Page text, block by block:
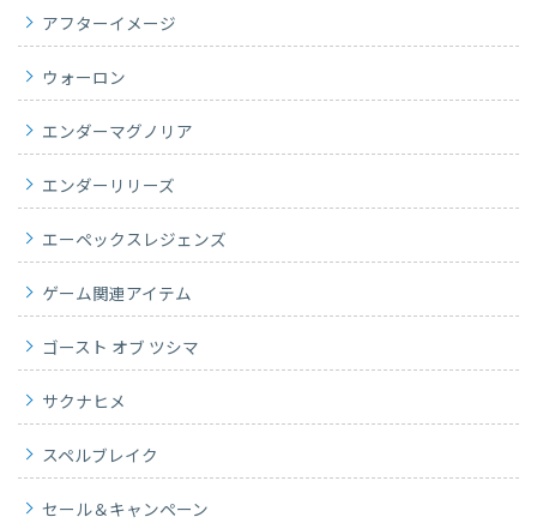
アフターイメージ
ウォーロン
エンダーマグノリア
エンダーリリーズ
エーペックスレジェンズ
ゲーム関連アイテム
ゴースト オブ ツシマ
サクナヒメ
スペルブレイク
セール＆キャンペーン